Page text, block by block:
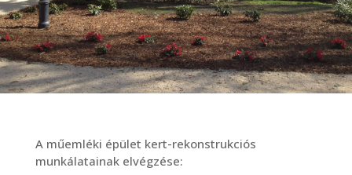
A műemléki épület kert-rekonstrukciós
munkálatainak elvégzése: